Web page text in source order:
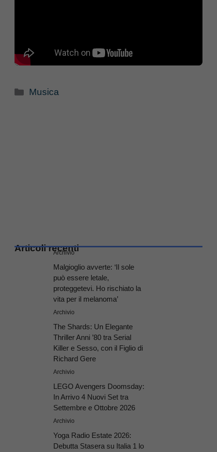
Categorie
Musica
Articoli recenti
Archivio
Malgioglio avverte: ‘Il sole
può essere letale,
proteggetevi. Ho rischiato la
vita per il melanoma’
Archivio
The Shards: Un Elegante
Thriller Anni ’80 tra Serial
Killer e Sesso, con il Figlio di
Richard Gere
Archivio
LEGO Avengers Doomsday:
In Arrivo 4 Nuovi Set tra
Settembre e Ottobre 2026
Archivio
Yoga Radio Estate 2026:
Debutta Stasera su Italia 1 lo